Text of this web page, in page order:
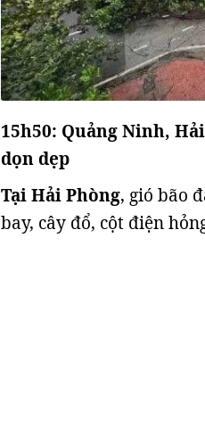
15h50: Quảng Ninh,
dọn dẹp
Tại Hải Phòng, gió bão
bay, cây đổ, cột điện